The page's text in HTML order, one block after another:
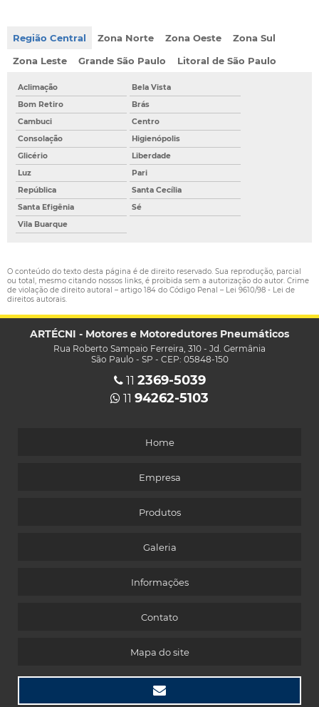
Região Central Zona Norte Zona Oeste
Zona Sul
Zona Leste
Grande São Paulo Litoral de São Paulo
Aclimação
Bela Vista
Bom Retiro
Brás
Cambuci
Centro
Consolação
Higienópolis
Glicério
Liberdade
Luz
Pari
República
Santa Cecília
Santa Efigênia
Sé
Vila Buarque
O conteúdo do texto desta página é de direito reservado. Sua reprodução, parcial
ou total, mesmo citando nossos links, é proibida sem a autorização do autor. Crime
de violação de direito autoral – artigo 184 do Código Penal – Lei 9610/98 - Lei de
direitos autorais.
ARTÉCNI - Motores e Motoredutores Pneumáticos
Rua Roberto Sampaio Ferreira, 310 - Jd. Germânia
São Paulo - SP - CEP: 05848-150
11 2369-5039
11 94262-5103
Home
Empresa
Produtos
Galeria
Informações
Contato
Mapa do site